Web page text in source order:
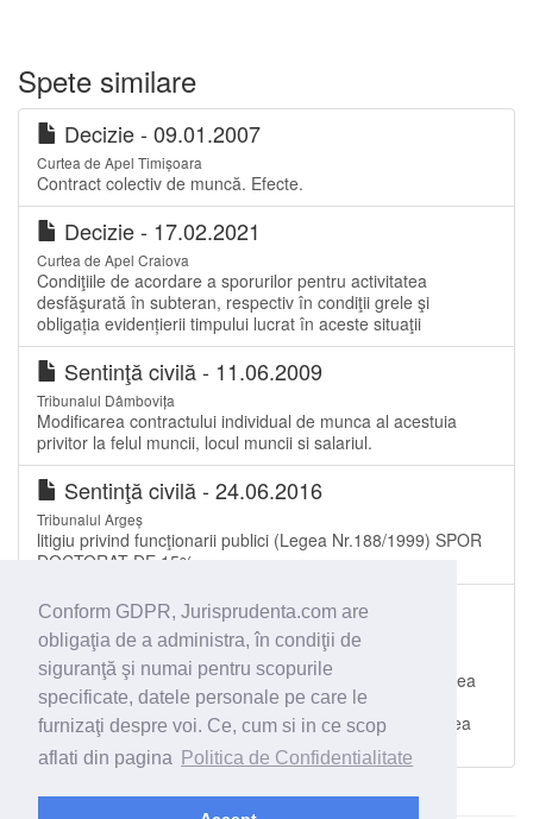
Conform GDPR, Jurisprudenta.com are
obligaţia de a administra, în condiţii de
siguranţă şi numai pentru scopurile
specificate, datele personale pe care le
furnizaţi despre voi. Ce, cum si in ce scop
aflati din pagina
Politica de Confidentialitate
Spete similare
Decizie - 09.01.2007
Curtea de Apel Timișoara
Contract colectiv de muncă. Efecte.
Decizie - 17.02.2021
Curtea de Apel Craiova
Condiţiile de acordare a sporurilor pentru activitatea
desfăşurată în subteran, respectiv în condiţii grele şi
obligația evidențierii timpului lucrat în aceste situaţii
Sentinţă civilă - 11.06.2009
Tribunalul Dâmbovița
Modificarea contractului individual de munca al acestuia
privitor la felul muncii, locul muncii si salariul.
Sentinţă civilă - 24.06.2016
Tribunalul Argeș
litigiu privind funcţionarii publici (Legea Nr.188/1999) SPOR
DOCTORAT DE 15%
Sentinţă civilă - 17.10.2016
Tribunalul Constanța
Concediere pentru motive care nu ţin de persoana
salariatului. Nefiind o concediere colectivă, pârâta nu avea
obligaţia să propună reclamantei trecerea pe funcţia de
cartator detaliat pentru care contestatorul susţine că avea
calificarea necesară şi nici